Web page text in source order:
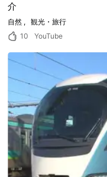
介
自然
観光・旅行
10
YouTube